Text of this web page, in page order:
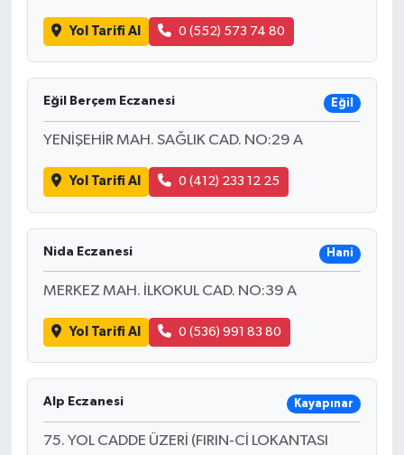
Yol Tarifi Al 0 (552) 573 74 80
Eğil Berçem Eczanesi Eğil
YENİŞEHİR MAH. SAĞLIK CAD. NO:29 A
Yol Tarifi Al 0 (412) 233 12 25
Nida Eczanesi Hani
MERKEZ MAH. İLKOKUL CAD. NO:39 A
Yol Tarifi Al 0 (536) 991 83 80
Alp Eczanesi Kayapınar
75. YOL CADDE ÜZERİ (FIRIN-Cİ LOKANTASI